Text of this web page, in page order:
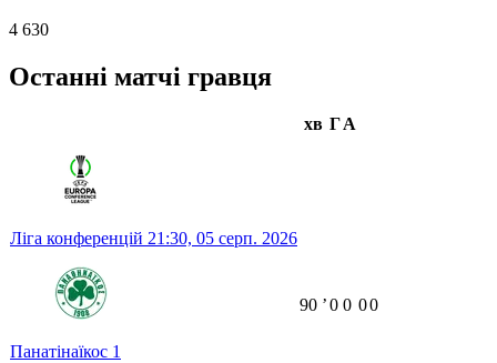
4 630
Останні матчі гравця
хв ГА
Ліга конференцій 21:30, 05 серп. 2026
Панатінаїкос 1
90 ʼ0 0 00